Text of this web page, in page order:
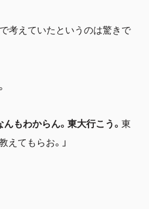
で考えていたというのは驚きで
もわからん。東大行こう。 東
てもらお。」